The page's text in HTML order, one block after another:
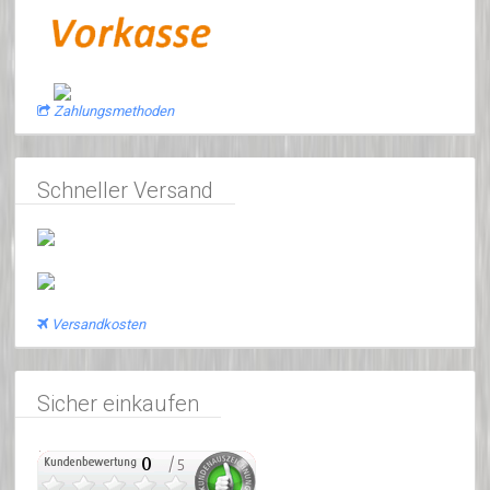
Zahlungsmethoden
Schneller Versand
Versandkosten
Sicher einkaufen